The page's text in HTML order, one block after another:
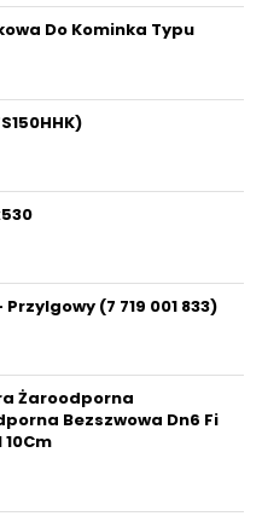
Do Kominka Typu
(7 719 001 833)
Żaroodporna
Bezszwowa Dn6 Fi
10Cm